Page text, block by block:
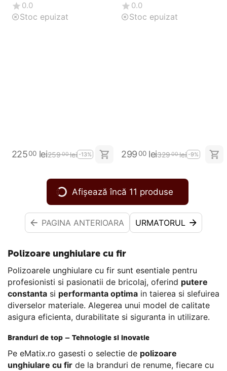
Polizoare unghiulare cu fir
Polizoarele unghiulare cu fir sunt esentiale pentru
profesionisti si pasionatii de bricolaj, oferind putere
constanta si performanta optima in taierea si slefuirea
diverselor materiale. Alegerea unui model de calitate
asigura eficienta, durabilitate si siguranta in utilizare.
Branduri de top – Tehnologie si inovatie
Pe eMatix.ro gasesti o selectie de polizoare
unghiulare cu fir de la branduri de renume, fiecare cu
12200 RPM
0.0
Stoc epuizat
22500 lei25900lei -13%
0.0
Stoc epuizat
29900 lei32900lei -9%
Afișează încă 11 produse
PAGINA ANTERIOARA URMATORUL